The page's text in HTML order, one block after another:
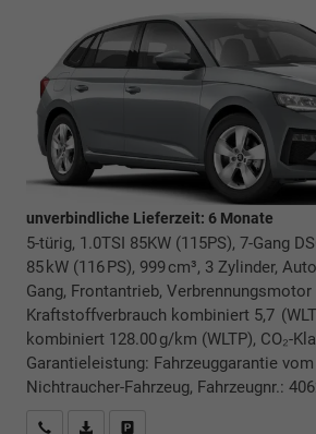
unverbindliche Lieferzeit: 6 Monate
5-türig, 1.0TSI 85KW (115PS), 7-Gang
85 kW (116 PS), 999 cm³, 3 Zylinder,
Gang, Frontantrieb, Verbrennungsmotor
Kraftstoffverbrauch kombiniert 5,7
kombiniert 128.00 g/km (WLTP), CO₂-
Garantieleistung: Fahrzeuggarantie
Nichtraucher-Fahrzeug, Fahrzeugnr.:
Rückrufbitte absenden
PDF-Datei, Fahrzeugexposé drucken